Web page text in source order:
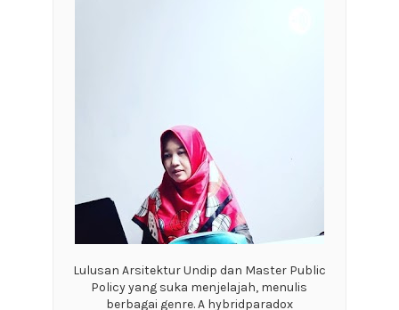
Lulusan Arsitektur Undip dan Master Public
Policy yang suka menjelajah, menulis
berbagai genre. A hybridparadox